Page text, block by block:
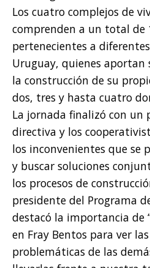
Los cuatro complejos de
comprenden a un total de
pertenecientes a
Uruguay, quienes aportan
la construcción de su
dos, tres y hasta cuatro
La jornada finalizó con un
directiva y los
los inconvenientes que se
y buscar soluciones
los procesos de
presidente del Programa
destacó la importancia de
en Fray Bentos para ver
problemáticas de las